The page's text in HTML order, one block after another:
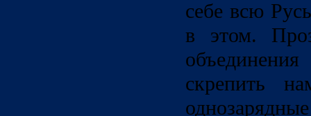
себе всю
в этом.
скрепить